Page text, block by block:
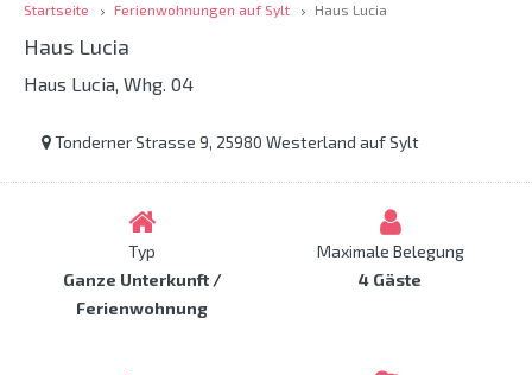
Startseite Ferienwohnungen auf Sylt Haus Lucia
Haus Lucia
Haus Lucia, Whg. 04
Tonderner Strasse 9, 25980 Westerland auf Sylt
Typ
Ganze Unterkunft /
Ferienwohnung
Maximale Belegung
4 Gäste